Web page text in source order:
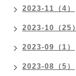
2023-11（4）
2023-10（25）
2023-09（1）
2023-08（5）